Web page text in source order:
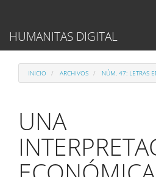
Contenido
principal
lateral
HUMANITAS DIGITAL
INICIO ARCHIVOS NÚM. 47: LETRAS
UNA